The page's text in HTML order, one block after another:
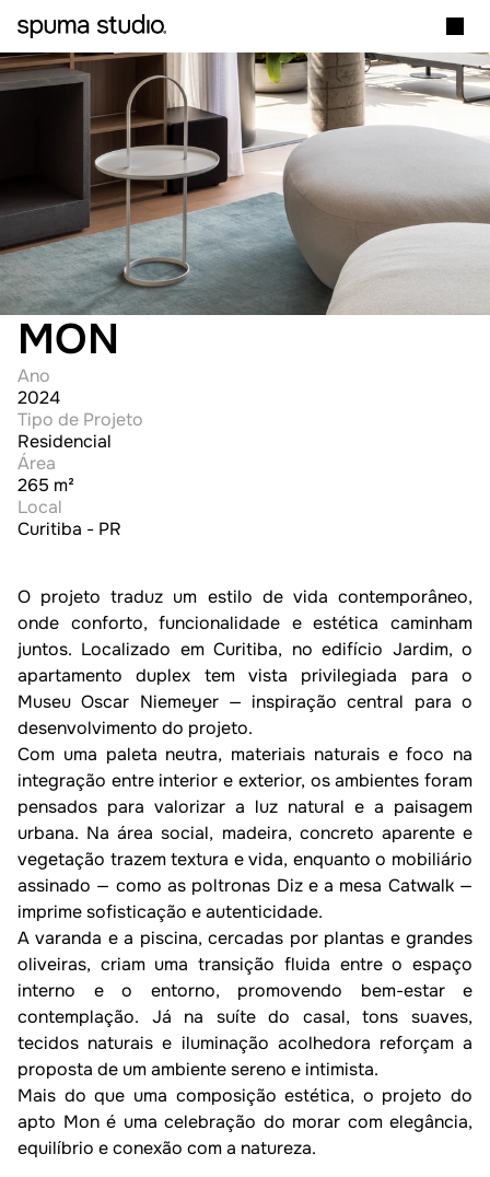
MON
Ano
2024
Tipo de Projeto
Residencial
Área
265 m²
Local
Curitiba - PR
O projeto traduz um estilo de vida contemporâneo,
onde conforto, funcionalidade e estética caminham
juntos. Localizado em Curitiba, no edifício Jardim, o
apartamento duplex tem vista privilegiada para o
Museu Oscar Niemeyer — inspiração central para o
desenvolvimento do projeto.
Com uma paleta neutra, materiais naturais e foco na
integração entre interior e exterior, os ambientes foram
pensados para valorizar a luz natural e a paisagem
urbana. Na área social, madeira, concreto aparente e
vegetação trazem textura e vida, enquanto o mobiliário
assinado — como as poltronas Diz e a mesa Catwalk —
imprime sofisticação e autenticidade.
A varanda e a piscina, cercadas por plantas e grandes
oliveiras, criam uma transição fluida entre o espaço
interno e o entorno, promovendo bem-estar e
contemplação. Já na suíte do casal, tons suaves,
tecidos naturais e iluminação acolhedora reforçam a
proposta de um ambiente sereno e intimista.
Mais do que uma composição estética, o projeto do
apto Mon é uma celebração do morar com elegância,